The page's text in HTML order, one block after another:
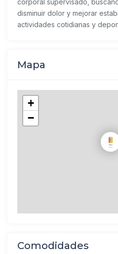
disminuir dolor y mejorar
actividades cotidianas y
Mapa
+
−
Comodidades